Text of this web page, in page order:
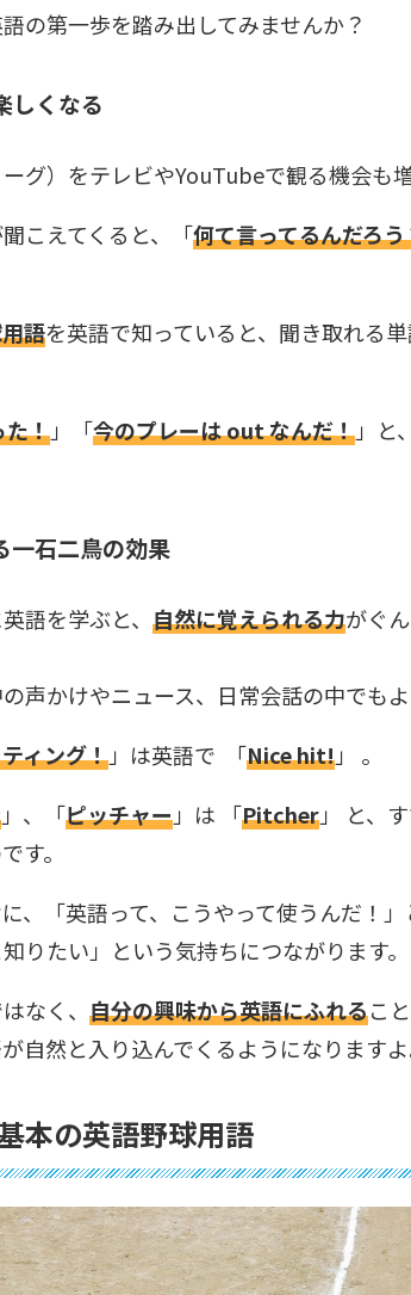
の第一歩を踏み出してみませんか？
しくなる
グ）をテレビやYouTubeで観る機会も増
こえてくると、「何て言ってるんだろう
語を英語で知っていると、聞き取れる
た！」「今のプレーは out なんだ！」と
一石二鳥の効果
語を学ぶと、 自然に覚えられる力がぐ
声かけやニュース、日常会話の中でも
ィング！」は英語で 「Nice hit!」 。
」、「ピッチャー」は 「Pitcher」 と、
す。
、「英語って、こうやって使うんだ！」
りたい」という気持ちにつながります。
なく、 自分の興味から英語にふれるこ
自然と入り込んでくるようになりますよ
本の英語野球用語